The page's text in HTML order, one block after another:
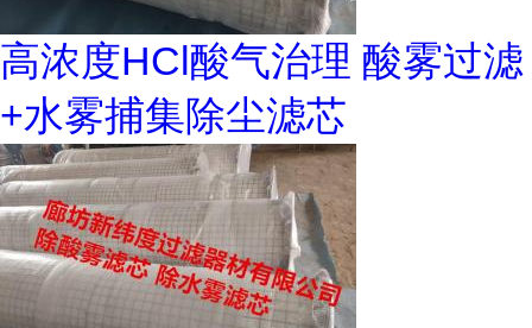
高浓度HCl酸气治理 酸雾过滤
+水雾捕集除尘滤芯